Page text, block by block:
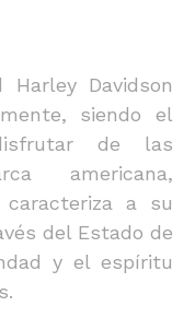
Davidson
siendo el
de las
americana,
a su
del Estado de
y el espíritu